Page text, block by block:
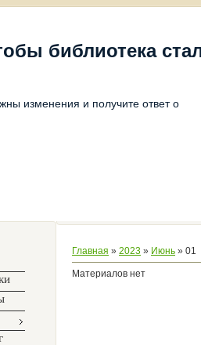
библиотека
изменения и получите ответ о
Главная » 2023 » Июнь » 01
Материалов нет